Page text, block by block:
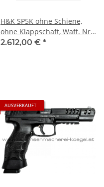
H&K SP5K ohne Schiene,
ohne Klappschaft, Waff. Nr.
215-008859
2.612,00 € *
AUSVERKAUFT